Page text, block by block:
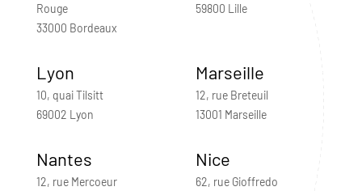
Rouge
33000 Bordeaux
59800 Lille
Lyon
10, quai Tilsitt
69002 Lyon
Marseille
12, rue Breteuil
13001 Marseille
Nantes
12, rue Mercoeur
Nice
62, rue Gioffredo